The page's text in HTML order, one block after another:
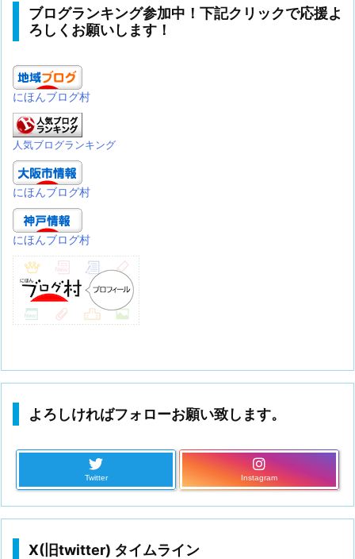
ブログランキング参加中！下記クリックで応援よ
ろしくお願いします！
にほんブログ村
人気ブログランキング
にほんブログ村
にほんブログ村
よろしければフォローお願い致します。
Twitter Instagram
X(旧twitter) タイムライン